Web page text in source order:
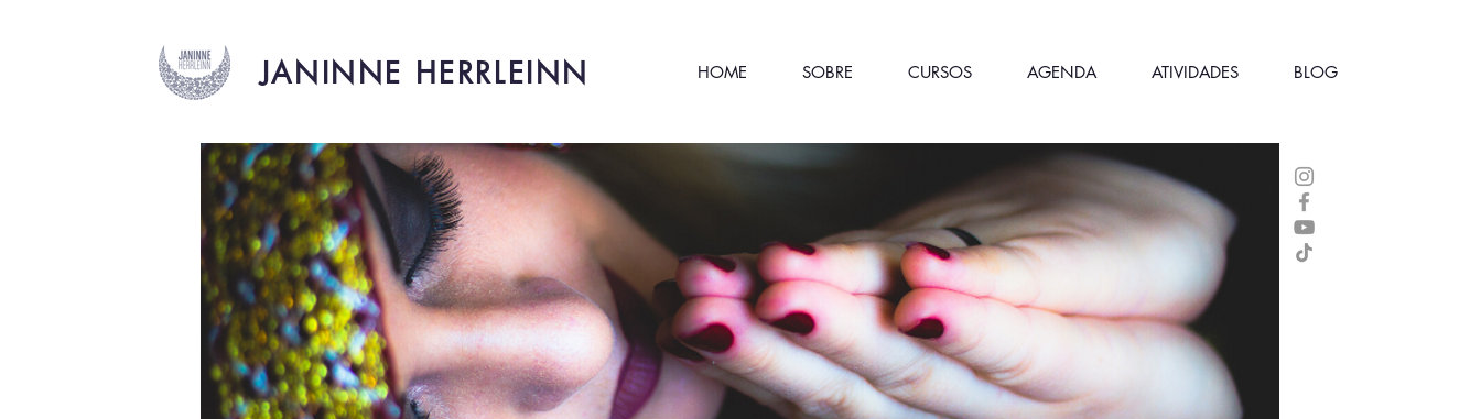
JANINNE HERRLEINN HOME SOBRE CURSOS AGENDA ATIVIDADES BLOG